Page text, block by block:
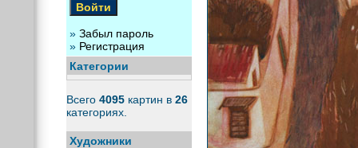
» Забыл пароль
» Регистрация
Категории
Всего 4095 картин в 26
категориях.
Художники